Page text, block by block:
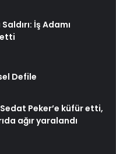
İş Adamı
Defile
Peker’e küfür etti,
ağır yaralandı